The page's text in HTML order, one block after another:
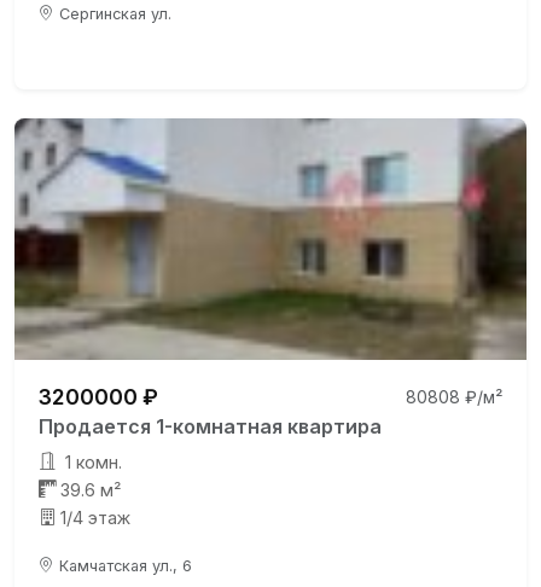
Сергинская ул.
3200000 ₽ 80808 ₽/м²
Продается 1-комнатная квартира
1 комн.
39.6 м²
1/4 этаж
Камчатская ул., 6